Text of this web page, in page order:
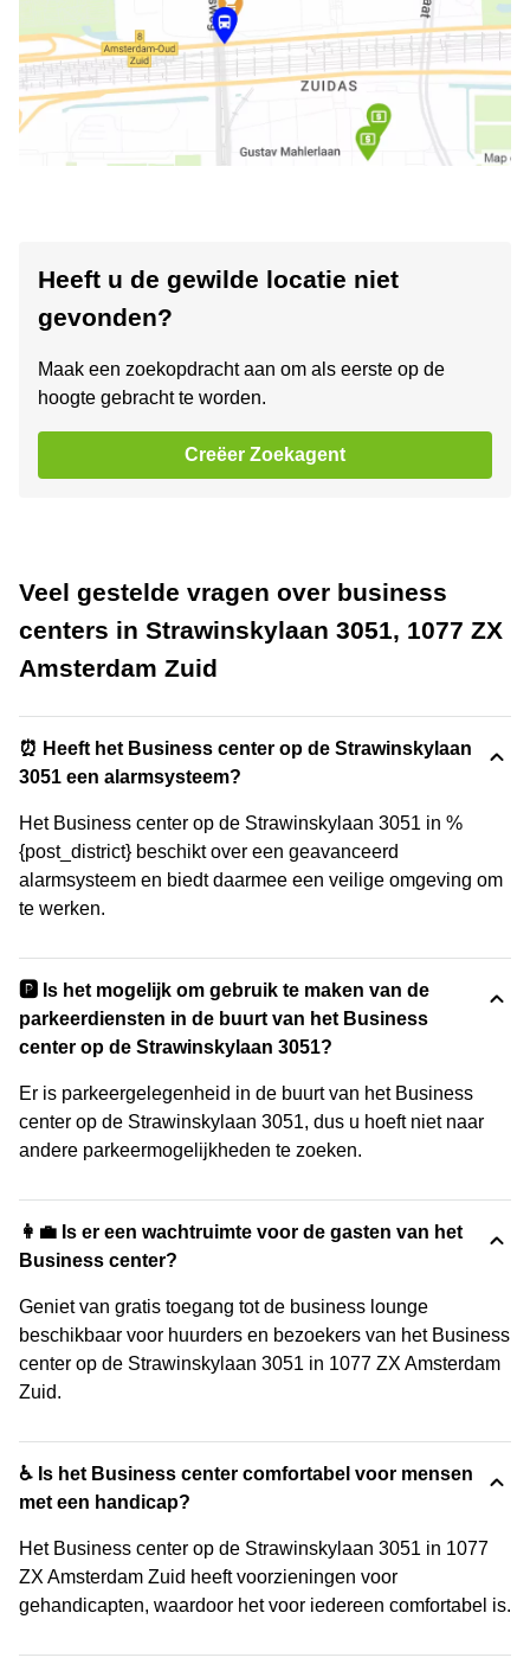
Heeft u de gewilde locatie niet
gevonden?
Maak een zoekopdracht aan om als eerste op de
hoogte gebracht te worden.
Creëer Zoekagent
Veel gestelde vragen over business
centers in Strawinskylaan 3051, 1077 ZX
Amsterdam Zuid
⏰ Heeft het Business center op de Strawinskylaan
3051 een alarmsysteem?
Het Business center op de Strawinskylaan 3051 in %
{post_district} beschikt over een geavanceerd
alarmsysteem en biedt daarmee een veilige omgeving om
te werken.
🅿️ Is het mogelijk om gebruik te maken van de
parkeerdiensten in de buurt van het Business
center op de Strawinskylaan 3051?
Er is parkeergelegenheid in de buurt van het Business
center op de Strawinskylaan 3051, dus u hoeft niet naar
andere parkeermogelijkheden te zoeken.
👩‍💼 Is er een wachtruimte voor de gasten van het
Business center?
Geniet van gratis toegang tot de business lounge
beschikbaar voor huurders en bezoekers van het Business
center op de Strawinskylaan 3051 in 1077 ZX Amsterdam
Zuid.
♿ Is het Business center comfortabel voor mensen
met een handicap?
Het Business center op de Strawinskylaan 3051 in 1077
ZX Amsterdam Zuid heeft voorzieningen voor
gehandicapten, waardoor het voor iedereen comfortabel is.